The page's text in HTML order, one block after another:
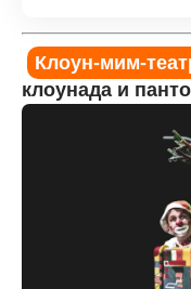
Клоун-мим-
клоунада и